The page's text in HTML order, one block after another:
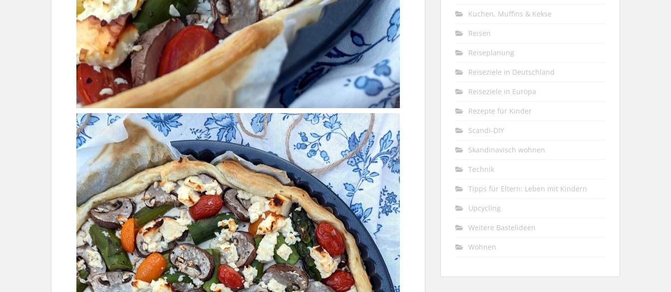
Kuchen, Muffins & Kekse
Reisen
Reiseplanung
Reiseziele in Deutschland
Reiseziele in Europa
Rezepte für Kinder
Scandi-DIY
Skandinavisch wohnen
Technik
Tipps für Eltern: Leben mit Kindern
Upcycling
Weitere Bastelideen
Wohnen